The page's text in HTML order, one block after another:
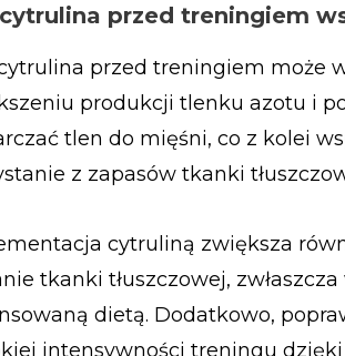
przed treningiem
przed treningiem może
produkcji tlenku azotu i
tlen do mięśni, co z kolei
z zapasów tkanki
cytruliną zwiększa
tkanki tłuszczowej,
dietą. Dodatkowo,
intensywności treningu